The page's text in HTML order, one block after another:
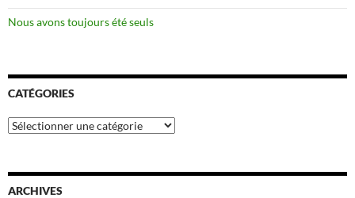
Nous avons toujours été seuls
CATÉGORIES
Catégories
ARCHIVES